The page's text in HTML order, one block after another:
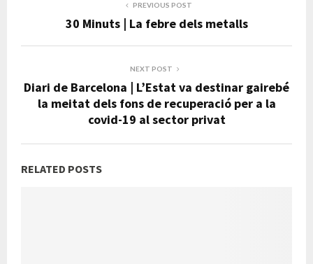
PREVIOUS POST
30 Minuts | La febre dels metalls
NEXT POST
Diari de Barcelona | L’Estat va destinar gairebé
la meitat dels fons de recuperació per a la
covid-19 al sector privat
RELATED POSTS